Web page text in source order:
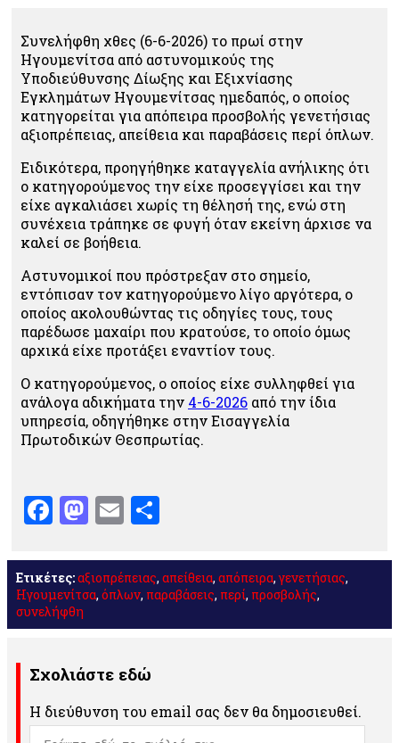
Συνελήφθη χθες (6-6-2026) το πρωί στην
Ηγουμενίτσα από αστυνομικούς της
Υποδιεύθυνσης Δίωξης και Εξιχνίασης
Εγκλημάτων Ηγουμενίτσας ημεδαπός, ο οποίος
κατηγορείται για απόπειρα προσβολής γενετήσιας
αξιοπρέπειας, απείθεια και παραβάσεις περί όπλων.
Ειδικότερα, προηγήθηκε καταγγελία ανήλικης ότι
ο κατηγορούμενος την είχε προσεγγίσει και την
είχε αγκαλιάσει χωρίς τη θέλησή της, ενώ στη
συνέχεια τράπηκε σε φυγή όταν εκείνη άρχισε να
καλεί σε βοήθεια.
Αστυνομικοί που πρόστρεξαν στο σημείο,
εντόπισαν τον κατηγορούμενο λίγο αργότερα, ο
οποίος ακολουθώντας τις οδηγίες τους, τους
παρέδωσε μαχαίρι που κρατούσε, το οποίο όμως
αρχικά είχε προτάξει εναντίον τους.
Ο κατηγορούμενος, ο οποίος είχε συλληφθεί για
ανάλογα αδικήματα την 4-6-2026 από την ίδια
υπηρεσία, οδηγήθηκε στην Εισαγγελία
Πρωτοδικών Θεσπρωτίας.
Facebook
Mastodon
Email
Ετικέτες:αξιοπρέπειας, απείθεια, απόπειρα,γενετήσιας,
Ηγουμενίτσα, όπλων, παραβάσεις, περί, προσβολής,
συνελήφθη
Σχολιάστε εδώ
Η διεύθυνση του email σας δεν θα δημοσιευθεί.